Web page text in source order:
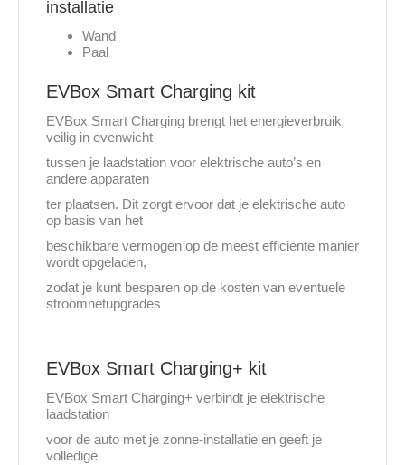
installatie
Wand
Paal
EVBox Smart Charging kit
EVBox Smart Charging brengt het energieverbruik
veilig in evenwicht
tussen je laadstation voor elektrische auto’s en
andere apparaten
ter plaatsen. Dit zorgt ervoor dat je elektrische auto
op basis van het
beschikbare vermogen op de meest efficiënte manier
wordt opgeladen,
zodat je kunt besparen op de kosten van eventuele
stroomnetupgrades
EVBox Smart Charging+ kit
EVBox Smart Charging+ verbindt je elektrische
laadstation
voor de auto met je zonne-installatie en geeft je
volledige